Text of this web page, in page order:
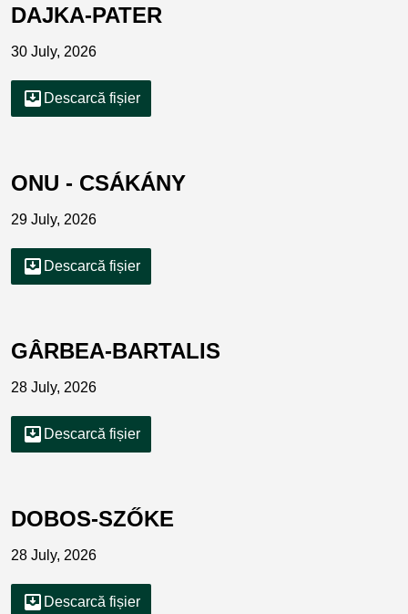
DAJKA-PATER
30 July, 2026
move_to_inbox Descarcă fișier
ONU - CSÁKÁNY
29 July, 2026
move_to_inbox Descarcă fișier
GÂRBEA-BARTALIS
28 July, 2026
move_to_inbox Descarcă fișier
DOBOS-SZŐKE
28 July, 2026
move_to_inbox Descarcă fișier